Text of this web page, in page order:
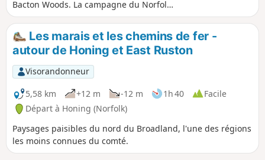
pittoresque et intéressante à l'itinéraire
officiel du sentier côtier du nord du
Norfolk et offre des vues spectaculaires
sur les marais depuis les collines entre
Salthouse et Cley.
Bacton Woods. La campagne du Norfolk
recèle de nombreux trésors cachés,
dont certains sont à découvrir au cours
de cette balade. L'itinéraire emprunte
des chemins de campagne et des
sentiers pédestres pour une balade
facile en boucle. Les bois valent le
détour et recèlent un secret :
l'emplacement d'un gibet où, à la fin du
XVIIIe siècle, William Suffolk a été
pendu enchaîné pour ses crimes. Le
chemin du retour passe devant
l'emblématique Ebridge Mill, puis
Les marais et les chemins de fer -
autour de Honing et East Ruston
Visorandonneur
5,58 km
+12 m -12 m 1h 40
Facile
Départ à Honing (Norfolk)
Paysages paisibles du nord du Broadland, l'une des régions
les moins connues du comté.